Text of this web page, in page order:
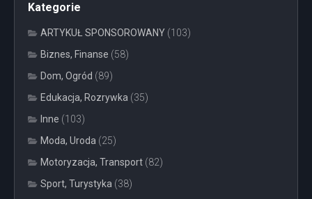
Kategorie
ARTYKUŁ SPONSOROWANY (103)
Biznes, Finanse (58)
Dom, Ogród (89)
Edukacja, Rozrywka (35)
Inne (103)
Moda, Uroda (25)
Motoryzacja, Transport (82)
Sport, Turystyka (38)